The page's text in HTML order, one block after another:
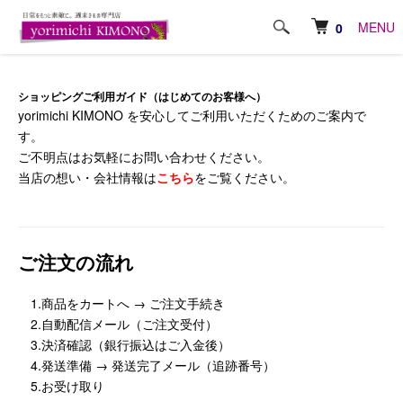
0 MENU
ホーム はじめてのご利用ガイド
ショッピングご利用ガイド（はじめてのお客様へ）
yorimichi KIMONO を安心してご利用いただくためのご案内で
す。
ご不明点はお気軽にお問い合わせください。
当店の想い・会社情報はこちらをご覧ください。
ご注文の流れ
1.商品をカートへ → ご注文手続き
2.自動配信メール（ご注文受付）
3.決済確認（銀行振込はご入金後）
4.発送準備 → 発送完了メール（追跡番号）
5.お受け取り